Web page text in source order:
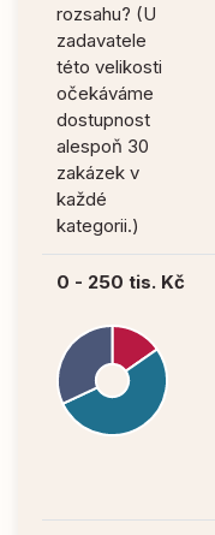
rozsahu? (U
zadavatele
této velikosti
očekáváme
dostupnost
alespoň 30
zakázek v
každé
kategorii.)
0 - 250 tis. Kč